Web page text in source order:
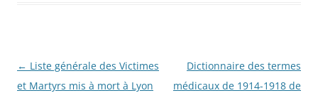
Navigation
des
← Liste générale des Victimes
et Martyrs mis à mort à Lyon
Dictionnaire des termes
médicaux de 1914-1918 de